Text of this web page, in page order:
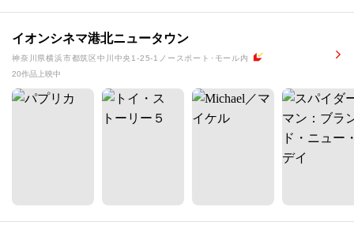
イオンシネマ港北ニュータウン
神奈川県横浜市都筑区中川中央1-25-1ノースポート･モール内
20作品上映中